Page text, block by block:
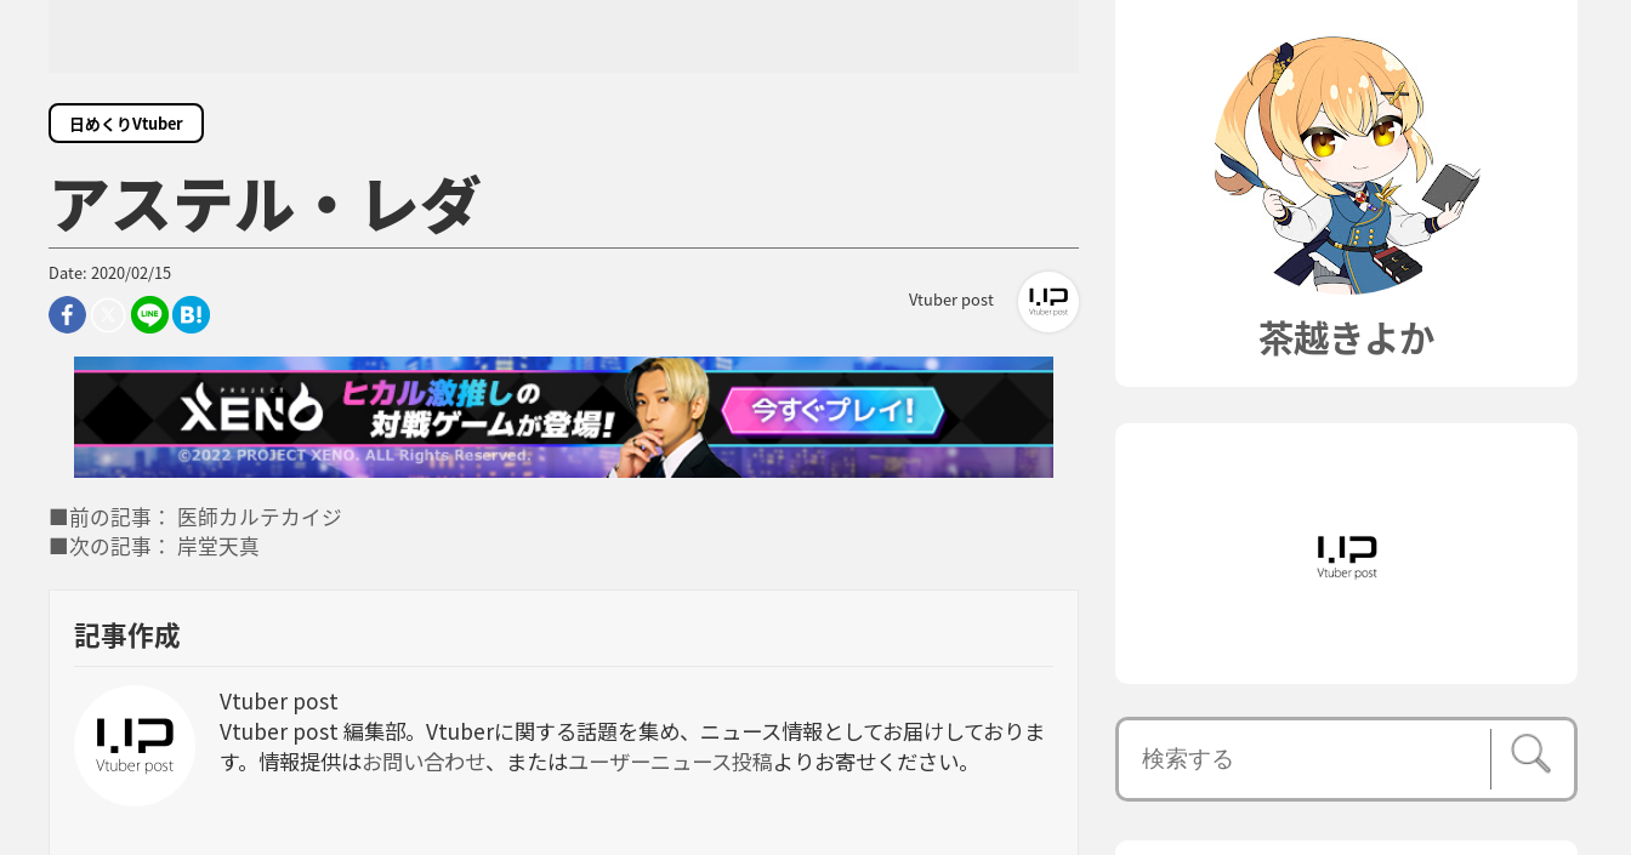
日めくりVtuber
アステル・レダ
Date: 2020/02/15
Vtuber post
■前の記事： 医師カルテカイジ
■次の記事： 岸堂天真
記事作成
Vtuber post
Vtuber post 編集部。Vtuberに関する話題を集め、ニュース情報としてお届けしておりま
す。情報提供はお問い合わせ、またはユーザーニュース投稿よりお寄せください。
茶越きよか